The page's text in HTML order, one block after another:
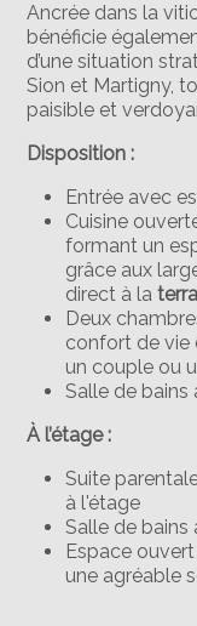
Ancrée dans la
bénéficie
d’une situation
Sion et Martigny,
paisible et
Disposition :
Entrée avec
Cuisine
formant un
grâce aux
direct à la
Deux
confort de vie
un couple ou
Salle de bains
À l’étage :
Suite
à l'étage
Salle de bains
Espace
une agréable